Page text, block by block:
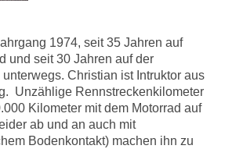
1974, seit 35 Jahren auf
und seit 30 Jahren auf der
unterwegs. Christian ist Intruktor aus
Unzählige Rennstreckenkilometer
Kilometer mit dem Motorrad auf
ab und an auch mit
Bodenkontakt) machen ihn zu